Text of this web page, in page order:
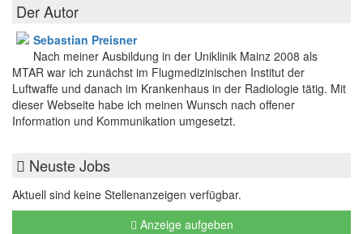
Der Autor
Sebastian Preisner
Nach meiner Ausbildung in der Uniklinik Mainz 2008 als
MTAR war ich zunächst im Flugmedizinischen Institut der
Luftwaffe und danach im Krankenhaus in der Radiologie tätig. Mit
dieser Webseite habe ich meinen Wunsch nach offener
Information und Kommunikation umgesetzt.
Neuste Jobs
Aktuell sind keine Stellenanzeigen verfügbar.
Anzeige aufgeben